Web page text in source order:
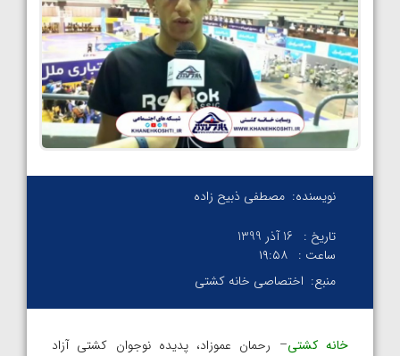
نویسنده: مصطفی ذبیح زاده
تاریخ :
16 آذر 1399
ساعت : ۱۹:۵۸
منبع: اختصاصی خانه کشتی
خانه کشتی– رحمان عموزاد، پدیده نوجوان کشتی آزاد